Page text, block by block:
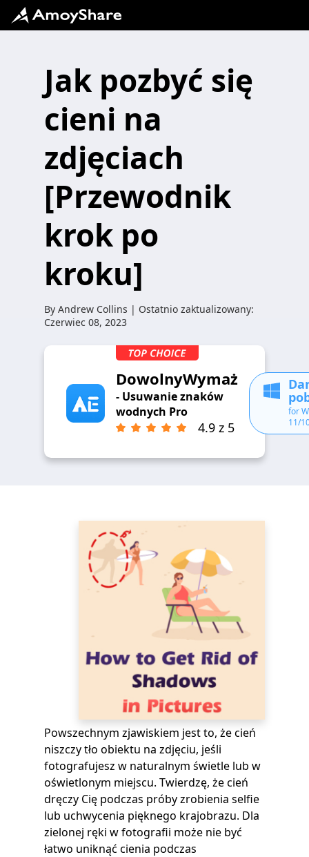
Jak pozbyć się
cieni na
zdjęciach
[Przewodnik
krok po
kroku]
By Andrew Collins | Ostatnio zaktualizowany:
Czerwiec 08, 2023
DowolnyWymaż
- Usuwanie znaków
wodnych Pro
4.9 z 5
for
11/
Powszechnym zjawiskiem jest to, że cień
niszczy tło obiektu na zdjęciu, jeśli
fotografujesz w naturalnym świetle lub w
oświetlonym miejscu. Twierdzę, że cień
dręczy Cię podczas próby zrobienia selfie
lub uchwycenia pięknego krajobrazu. Dla
zielonej ręki w fotografii może nie być
łatwo uniknąć cienia podczas